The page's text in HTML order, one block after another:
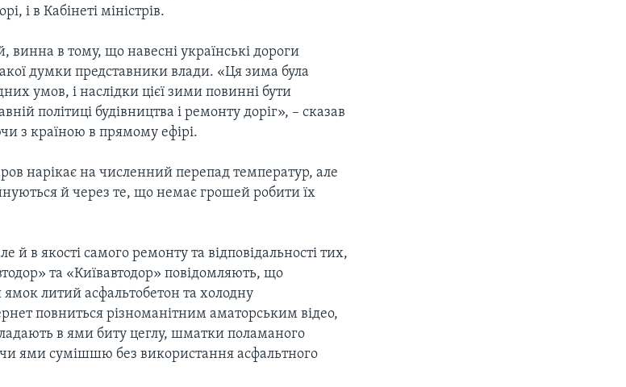
і в Кабінеті міністрів.
в тому, що навесні українські дороги
думки представники влади. «Ця зима була
умов, і наслідки цієї зими повинні бути
політиці будівництва і ремонту доріг», – сказав
з країною в прямому ефірі.
нарікає на численний перепад температур, але
й через те, що немає грошей робити їх
й в якості самого ремонту та відповідальності тих,
та «Київавтодор» повідомляють, що
литий асфальтобетон та холодну
повниться різноманітним аматорським відео,
в ями биту цеглу, шматки поламаного
ями сумішшю без використання асфальтного